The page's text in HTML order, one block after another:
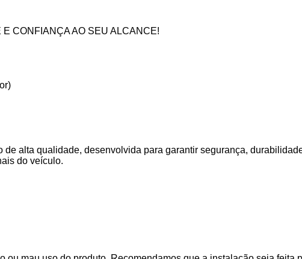
CONFIANÇA AO SEU ALCANCE!
alta qualidade, desenvolvida para garantir segurança,
do veículo.